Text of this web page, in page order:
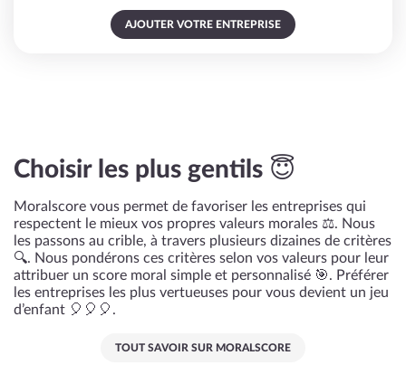
AJOUTER VOTRE ENTREPRISE
Choisir les plus gentils 😇
Moralscore vous permet de favoriser les entreprises qui
respectent le mieux vos propres valeurs morales ⚖️. Nous
les passons au crible, à travers plusieurs dizaines de critères
🔍. Nous pondérons ces critères selon vos valeurs pour leur
attribuer un score moral simple et personnalisé 🎯. Préférer
les entreprises les plus vertueuses pour vous devient un jeu
d’enfant 🎈🎈🎈.
TOUT SAVOIR SUR MORALSCORE